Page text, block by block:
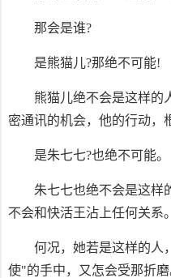
那会是谁?
是熊猫儿?那绝不可能!
熊猫儿绝不会是这样的
密通讯的机会，他的行动，
是朱七七?也绝不可能。
朱七七也绝不会是这样
不会和快活王沾上任何关系。
何况，她若是这样的人
使"的手中，又怎会受那折磨